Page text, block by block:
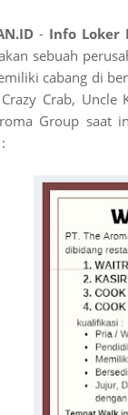
- Info Loker
sebuah
cabang di
Crab, Uncle
Group saat